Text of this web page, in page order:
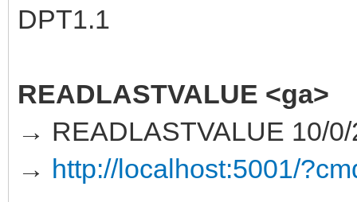
DPT1.1
READLASTVALUE <ga>
→ READLASTVALUE 10/0/
→ http://localhost:5001/